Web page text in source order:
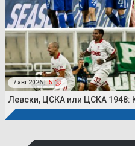
7 авг 2026 | 5
Левски, ЦСКА или ЦСКА